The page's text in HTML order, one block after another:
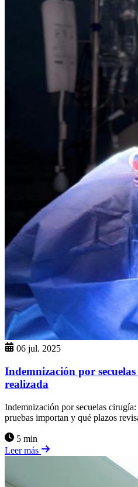
06 jul. 2025
Indemnización por
realizada
Indemnización por secuelas
pruebas importan y qué plazos
5 min
Leer más